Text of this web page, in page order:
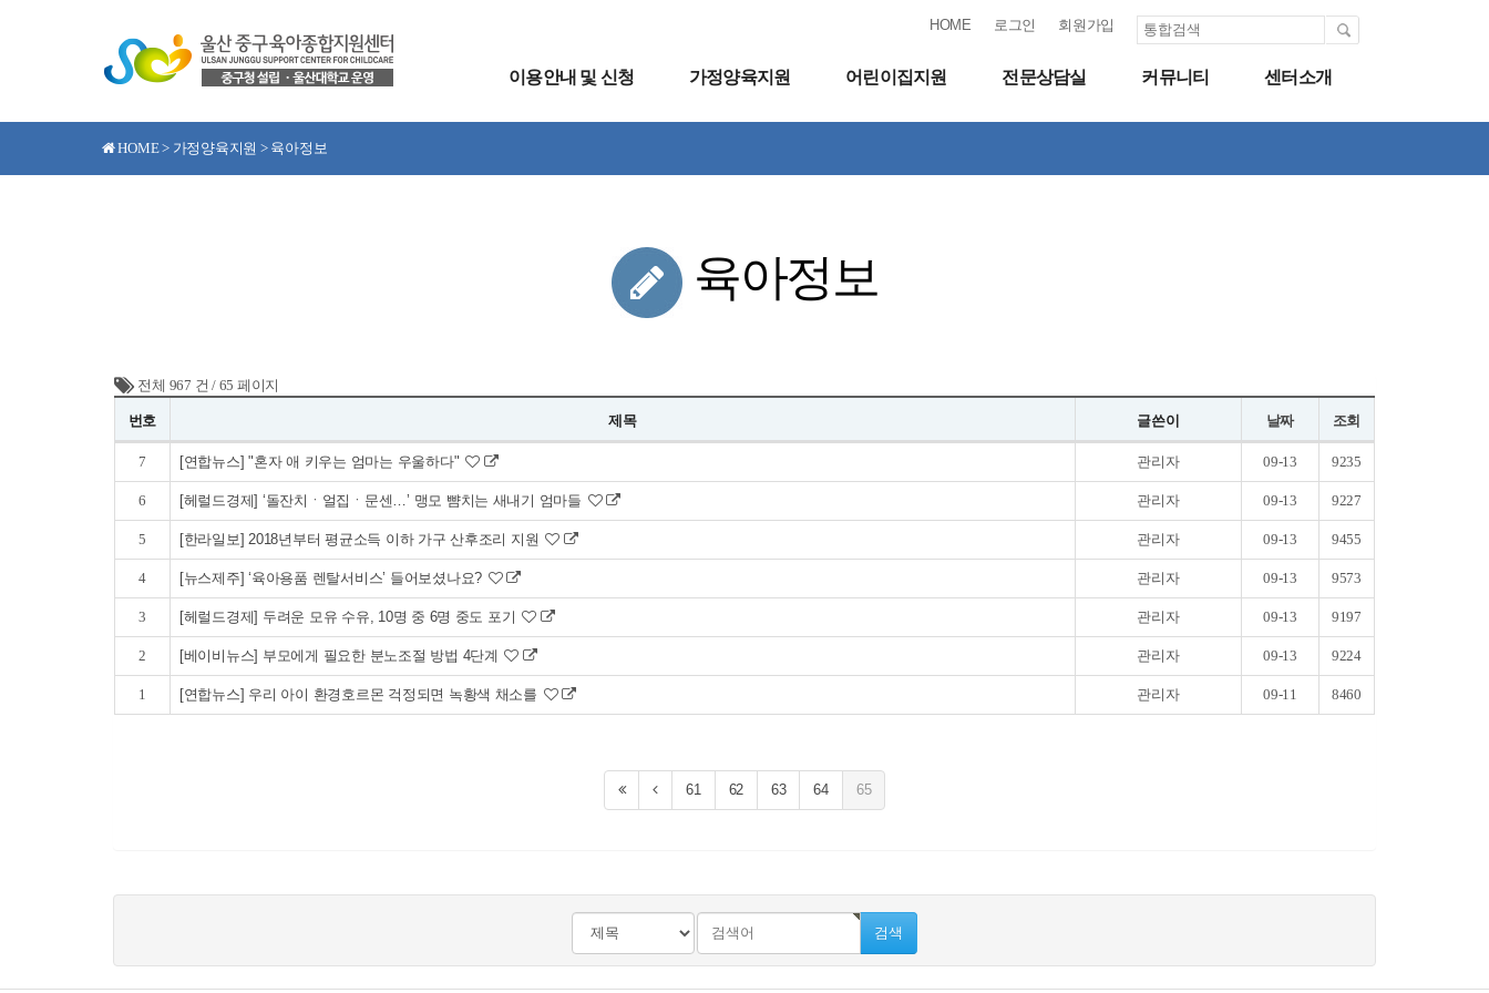
HOME 로그인 회원가입
이용안내 및 신청 가정양육지원 어린이집지원 전문상담실 커뮤니티 센터소개
HOME > 가정양육지원 > 육아정보
육아정보
전체 967 건 / 65 페이지
번호 제목 글쓴이 날짜 조회
7 [연합뉴스] "혼자 애 키우는 엄마는 우울하다" 관리자 09-13 9235
6 [헤럴드경제] ‘돌잔치ㆍ얼집ㆍ문센…’ 맹모 뺨치는 새내기 엄마들 관리자 09-13 9227
5 [한라일보] 2018년부터 평균소득 이하 가구 산후조리 지원 관리자 09-13 9455
4 [뉴스제주] ‘육아용품 렌탈서비스’ 들어보셨나요? 관리자 09-13 9573
3 [헤럴드경제] 두려운 모유 수유, 10명 중 6명 중도 포기 관리자 09-13 9197
2 [베이비뉴스] 부모에게 필요한 분노조절 방법 4단계 관리자 09-13 9224
1 [연합뉴스] 우리 아이 환경호르몬 걱정되면 녹황색 채소를 관리자 09-11 8460
61 62 63 64 65
검색